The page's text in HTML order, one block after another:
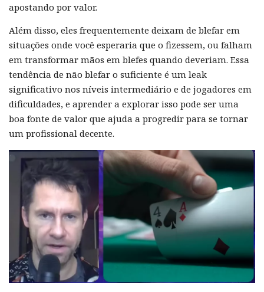
apostando por valor.
Além disso, eles frequentemente deixam de blefar em
situações onde você esperaria que o fizessem, ou falham
em transformar mãos em blefes quando deveriam. Essa
tendência de não blefar o suficiente é um leak
significativo nos níveis intermediário e de jogadores em
dificuldades, e aprender a explorar isso pode ser uma
boa fonte de valor que ajuda a progredir para se tornar
um profissional decente.